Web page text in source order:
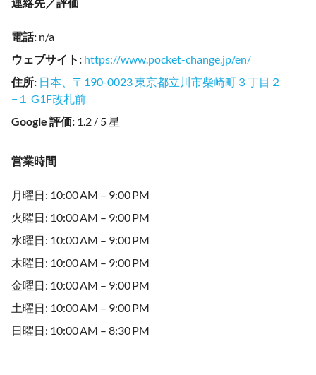
電話: n/a
ウェブサイト : https://www.pocket-change.jp/en/
住所: 日本、〒190-0023 東京都立川市柴崎町３丁目２
−１ G1F改札前
Google 評価: 1.2 / 5 星
営業時間
月曜日: 10:00 AM – 9:00 PM
火曜日: 10:00 AM – 9:00 PM
水曜日: 10:00 AM – 9:00 PM
木曜日: 10:00 AM – 9:00 PM
金曜日: 10:00 AM – 9:00 PM
土曜日: 10:00 AM – 9:00 PM
日曜日: 10:00 AM – 8:30 PM